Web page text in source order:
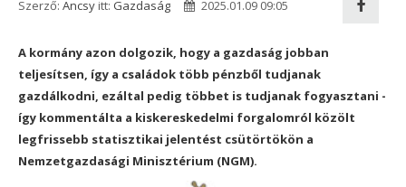
Szerző: Ancsy itt: Gazdaság 2025.01.09 09:05
A kormány azon dolgozik, hogy a gazdaság jobban
teljesítsen, így a családok több pénzből tudjanak
gazdálkodni, ezáltal pedig többet is tudjanak fogyasztani -
így kommentálta a kiskereskedelmi forgalomról közölt
legfrissebb statisztikai jelentést csütörtökön a
Nemzetgazdasági Minisztérium (NGM).